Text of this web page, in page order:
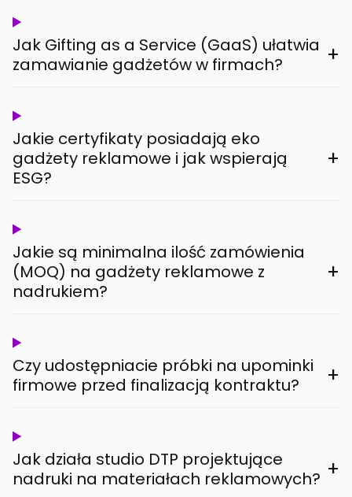
Jak Gifting as a Service (GaaS) ułatwia
zamawianie gadżetów w firmach?
+
Jakie certyfikaty posiadają eko
gadżety reklamowe i jak wspierają
ESG?
+
Jakie są minimalna ilość zamówienia
(MOQ) na gadżety reklamowe z
nadrukiem?
+
Czy udostępniacie próbki na upominki
firmowe przed finalizacją kontraktu?
+
Jak działa studio DTP projektujące
nadruki na materiałach reklamowych? +